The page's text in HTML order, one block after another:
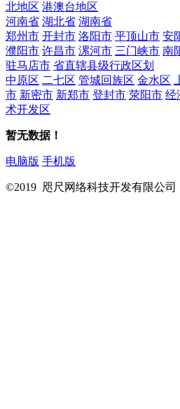
北地区 港澳台地区
河南省 湖北省 湖南省
郑州市 开封市 洛阳市 平顶山市 安
濮阳市 许昌市 漯河市 三门峡市 南
驻马店市 省直辖县级行政区划
中原区 二七区 管城回族区 金水区
市 新密市 新郑市 登封市 荥阳市 经
术开发区
暂无数据！
电脑版 手机版
©2019 咫尺网络科技开发有限公司